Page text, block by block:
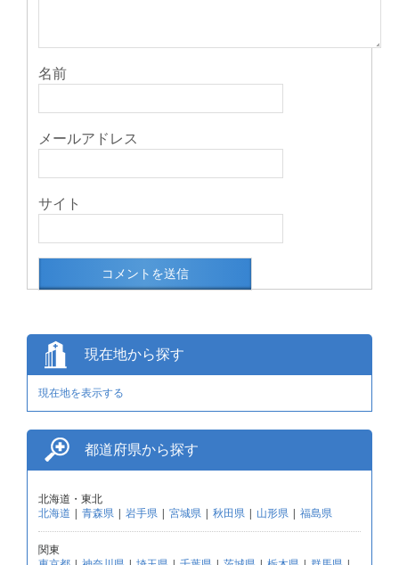
名前
メールアドレス
サイト
現在地から探す
現在地を表示する
都道府県から探す
北海道・東北
北海道 | 青森県 | 岩手県 | 宮城県 | 秋田県 | 山形県 | 福島県
関東